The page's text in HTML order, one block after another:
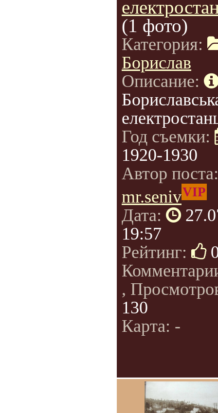
(1 фото)
Категория:
Борислав
Описание:
Год съемки:
1920-1930
Автор
mr.senivVIP
Дата:
19:57
Рейтинг:
,
130
Карта: -